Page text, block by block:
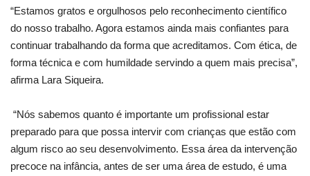
“Estamos gratos e orgulhosos pelo reconhecimento científico
do nosso trabalho. Agora estamos ainda mais confiantes para
continuar trabalhando da forma que acreditamos. Com ética, de
forma técnica e com humildade servindo a quem mais precisa”,
afirma Lara Siqueira.
“Nós sabemos quanto é importante um profissional estar
preparado para que possa intervir com crianças que estão com
algum risco ao seu desenvolvimento. Essa área da intervenção
precoce na infância, antes de ser uma área de estudo, é uma